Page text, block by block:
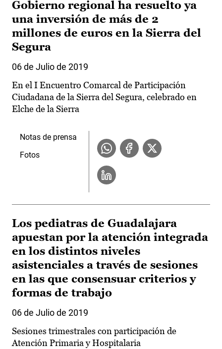
Gobierno regional ha resuelto ya
una inversión de más de 2
millones de euros en la Sierra del
Segura
06 de Julio de 2019
En el I Encuentro Comarcal de Participación
Ciudadana de la Sierra del Segura, celebrado en
Elche de la Sierra
Notas de prensa
Fotos
Los pediatras de Guadalajara
apuestan por la atención integrada
en los distintos niveles
asistenciales a través de sesiones
en las que consensuar criterios y
formas de trabajo
06 de Julio de 2019
Sesiones trimestrales con participación de
Atención Primaria y Hospitalaria